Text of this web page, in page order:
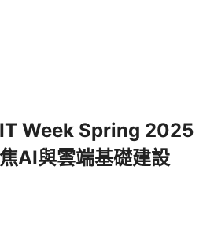
Week Spring 2025
AI與雲端基礎建設